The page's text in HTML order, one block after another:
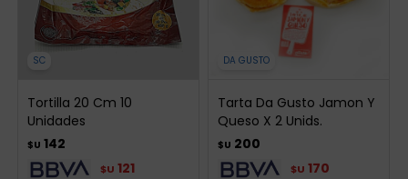
SC
Tortilla 20 Cm 10
Unidades
$U 142
$U 121
DA GUSTO
Tarta Da Gusto Jamon Y
Queso X 2 Unids.
$U 200
$U 170